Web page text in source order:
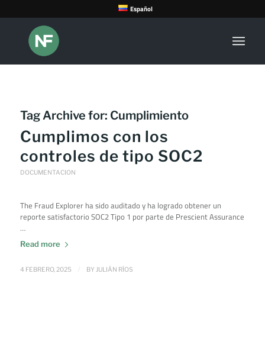
Español
Tag Archive for: Cumplimiento
Cumplimos con los
controles de tipo SOC2
DOCUMENTACION
The Fraud Explorer ha sido auditado y ha logrado obtener un
reporte satisfactorio SOC2 Tipo 1 por parte de Prescient Assurance
…
Read more
4 FEBRERO, 2025 BYJULIÁN RÍOS